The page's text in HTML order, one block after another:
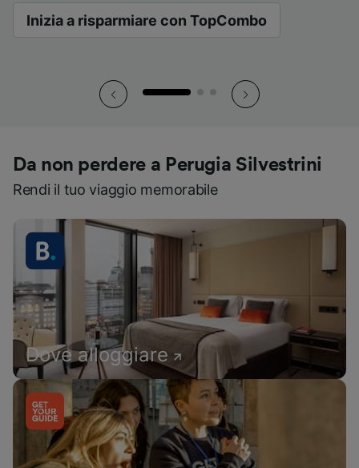
Inizia a risparmiare con TopCombo
Inizia a risparmiare con TopCombo
Inizia a risparmiare con TopCombo
Da non perdere a Perugia Silvestrini
Rendi il tuo viaggio memorabile
Dove alloggiare